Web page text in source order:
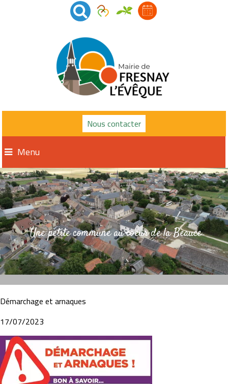
Nous contacter
Menu
Une petite commune au coeur de la Beauce
Démarchage et arnaques
17/07/2023